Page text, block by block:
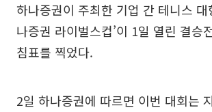
하나증권이 주최한 기업 간 테니스 대
나증권 라이벌스컵’이 1일 열린 결승
침표를 찍었다.
2일 하나증권에 따르면 이번 대회는